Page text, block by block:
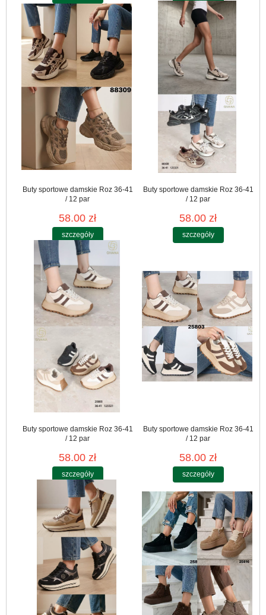
Buty sportowe damskie Roz 36-41
/ 12 par
58.00 zł
szczegóły
Buty sportowe damskie Roz 36-41
/ 12 par
58.00 zł
szczegóły
Buty sportowe damskie Roz 36-41
/ 12 par
58.00 zł
szczegóły
Buty sportowe damskie Roz 36-41
/ 12 par
58.00 zł
szczegóły